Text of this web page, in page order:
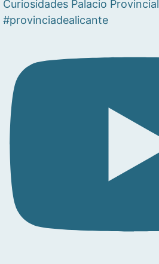
Curiosidades Palacio Provincial
#provinciadealicante